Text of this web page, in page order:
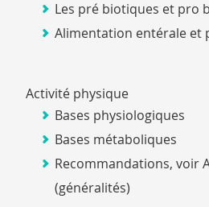
Les pré biotiques et pro
Alimentation entérale et
Activité physique
Bases physiologiques
Bases métaboliques
Recommandations, voir
(généralités)